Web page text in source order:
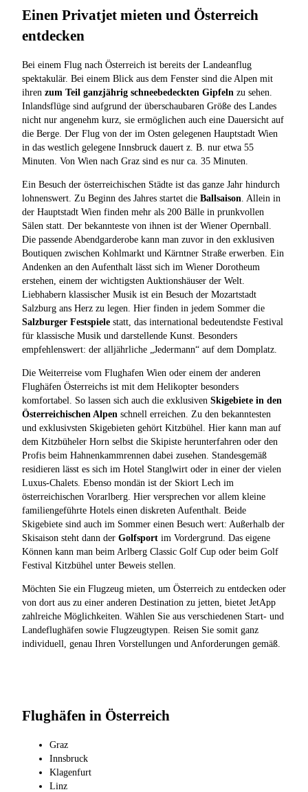
Einen Privatjet mieten und Österreich
entdecken
Bei einem Flug nach Österreich ist bereits der Landeanflug
spektakulär. Bei einem Blick aus dem Fenster sind die Alpen mit
ihren zum Teil ganzjährig schneebedeckten Gipfeln zu sehen.
Inlandsflüge sind aufgrund der überschaubaren Größe des Landes
nicht nur angenehm kurz, sie ermöglichen auch eine Dauersicht auf
die Berge. Der Flug von der im Osten gelegenen Hauptstadt Wien
in das westlich gelegene Innsbruck dauert z. B. nur etwa 55
Minuten. Von Wien nach Graz sind es nur ca. 35 Minuten.
Ein Besuch der österreichischen Städte ist das ganze Jahr hindurch
lohnenswert. Zu Beginn des Jahres startet die Ballsaison . Allein in
der Hauptstadt Wien finden mehr als 200 Bälle in prunkvollen
Sälen statt. Der bekannteste von ihnen ist der Wiener Opernball.
Die passende Abendgarderobe kann man zuvor in den exklusiven
Boutiquen zwischen Kohlmarkt und Kärntner Straße erwerben. Ein
Andenken an den Aufenthalt lässt sich im Wiener Dorotheum
erstehen, einem der wichtigsten Auktionshäuser der Welt.
Liebhabern klassischer Musik ist ein Besuch der Mozartstadt
Salzburg ans Herz zu legen. Hier finden in jedem Sommer die
Salzburger Festspiele statt, das international bedeutendste Festival
für klassische Musik und darstellende Kunst. Besonders
empfehlenswert: der alljährliche „Jedermann“ auf dem Domplatz.
Die Weiterreise vom Flughafen Wien oder einem der anderen
Flughäfen Österreichs ist mit dem Helikopter besonders
komfortabel. So lassen sich auch die exklusiven Skigebiete in den
Österreichischen Alpen schnell erreichen. Zu den bekanntesten
und exklusivsten Skigebieten gehört Kitzbühel. Hier kann man auf
dem Kitzbüheler Horn selbst die Skipiste herunterfahren oder den
Profis beim Hahnenkammrennen dabei zusehen. Standesgemäß
residieren lässt es sich im Hotel Stanglwirt oder in einer der vielen
Luxus-Chalets. Ebenso mondän ist der Skiort Lech im
österreichischen Vorarlberg. Hier versprechen vor allem kleine
familiengeführte Hotels einen diskreten Aufenthalt. Beide
Skigebiete sind auch im Sommer einen Besuch wert: Außerhalb der
Skisaison steht dann der Golfsport im Vordergrund. Das eigene
Können kann man beim Arlberg Classic Golf Cup oder beim Golf
Festival Kitzbühel unter Beweis stellen.
Möchten Sie ein Flugzeug mieten, um Österreich zu entdecken oder
von dort aus zu einer anderen Destination zu jetten, bietet JetApp
zahlreiche Möglichkeiten. Wählen Sie aus verschiedenen Start- und
Landeflughäfen sowie Flugzeugtypen. Reisen Sie somit ganz
individuell, genau Ihren Vorstellungen und Anforderungen gemäß.
Flughäfen in Österreich
Graz
Innsbruck
Klagenfurt
Linz